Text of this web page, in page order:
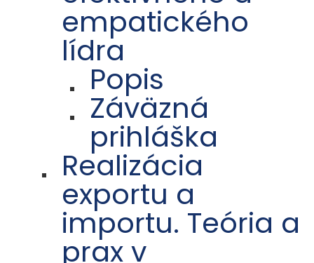
empatického
lídra
Popis
Záväzná
prihláška
Realizácia
exportu a
importu. Teória a
prax v